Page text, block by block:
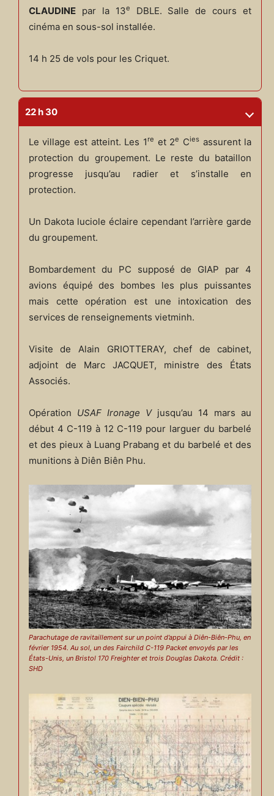
CLAUDINEpar la 13e
DBLE. Salle de cours et
cinéma en sous-sol installée.
14 h 25 de vols pour les Criquet.
22 h 30
Le village est atteint. Les 1re et 2e Ciesassurent la
protection du groupement. Le reste du bataillon
progresse jusqu’au radier et s’installe en
protection.
Un Dakota luciole éclaire cependant l’arrière garde
du groupement.
Bombardement du PC supposé de GIAP par 4
avions équipé des bombes les plus puissantes
mais cette opération est une intoxication des
services de renseignements vietminh.
Visite de Alain GRIOTTERAY, chef de cabinet,
adjoint de Marc JACQUET, ministre des États
Associés.
Opération USAF Ironage Vjusqu’au 14 mars au
début 4 C-119 à 12 C-119 pour larguer du barbelé
et des pieux à Luang Prabang et du barbelé et des
munitions à Diên Biên Phu.
Parachutage de ravitaillement sur un point d’appui à Diên-Biên-Phu, en
février 1954. Au sol, un des Fairchild C-119 Packet envoyés par les
États-Unis, un Bristol 170 Freighter et trois Douglas Dakota. Crédit :
SHD